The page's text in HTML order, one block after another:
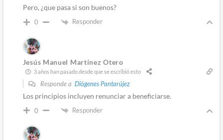
Pero, ¿que pasa si son buenos?
0 Responder
Jesús Manuel Martínez Otero
3 años han pasado desde que se escribió esto
Responde a Diógenes Pantarújez
Los principios incluyen renunciar a beneficiarse.
0 Responder